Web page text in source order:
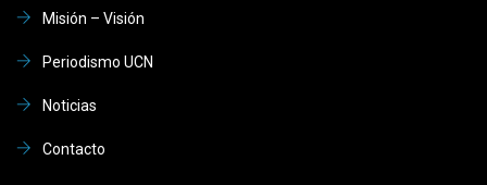
Misión – Visión
Periodismo UCN
Noticias
Contacto